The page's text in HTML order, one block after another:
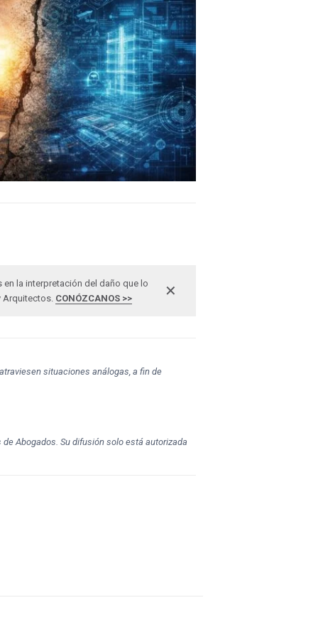
la interpretación del daño que lo
Arquitectos. CONÓZCANOS >> ✕
situaciones análogas, a fin de
Abogados. Su difusión solo está autorizada